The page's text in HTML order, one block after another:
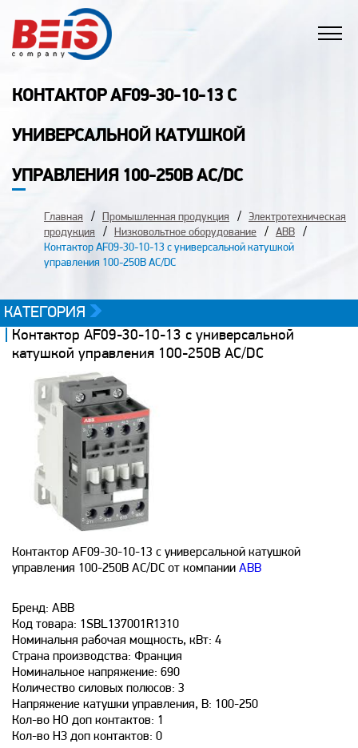
КОНТАКТОР AF09-30-10-13 С
УНИВЕРСАЛЬНОЙ КАТУШКОЙ
УПРАВЛЕНИЯ 100-250B AC/DC
Главная Промышленная продукция
Электротехническая
продукция
Низковольтное оборудование
ABB
Контактор AF09-30-10-13 с универсальной катушкой
управления 100-250B AC/DC
КАТЕГОРИЯ
Контактор AF09-30-10-13 с универсальной
катушкой управления 100-250B AC/DC
Контактор AF09-30-10-13 с универсальной катушкой
управления 100-250B AC/DC от компании ABB
Бренд: АВВ
Код товара: 1SBL137001R1310
Номинальня рабочая мощность, кВт: 4
Страна производства: Франция
Номинальное напряжение: 690
Количество силовых полюсов: 3
Напряжение катушки управления, В: 100-250
Кол-во НО доп контактов: 1
Кол-во НЗ доп контактов: 0